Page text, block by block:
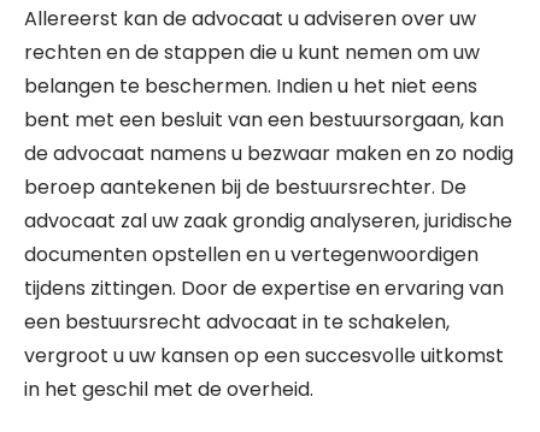
Allereerst kan de advocaat u adviseren over uw
rechten en de stappen die u kunt nemen om uw
belangen te beschermen. Indien u het niet eens
bent met een besluit van een bestuursorgaan, kan
de advocaat namens u bezwaar maken en zo nodig
beroep aantekenen bij de bestuursrechter. De
advocaat zal uw zaak grondig analyseren, juridische
documenten opstellen en u vertegenwoordigen
tijdens zittingen. Door de expertise en ervaring van
een bestuursrecht advocaat in te schakelen,
vergroot u uw kansen op een succesvolle uitkomst
in het geschil met de overheid.